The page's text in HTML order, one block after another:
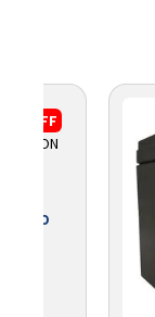
OFF